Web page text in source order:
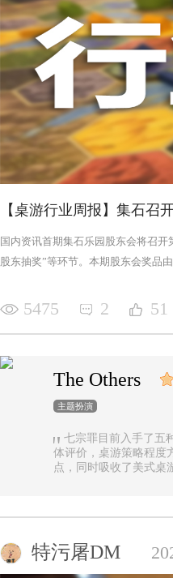
【桌游行业周报】集石召
国内资讯首期集石乐园股东会将召
股东抽奖”等环节。本期股东会奖品由
5475 2 51
The Others
主题扮演
七宗罪目前入手了五
体评价，桌游策略程度
点，同时吸收了美式桌
事推进，化身降临，如
罪恶中最有气势的，很
特污屠DM